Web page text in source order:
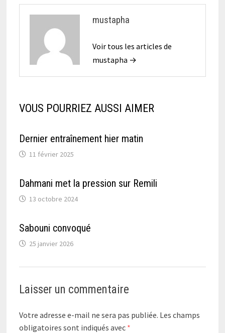
mustapha
Voir tous les articles de
mustapha →
VOUS POURRIEZ AUSSI AIMER
Dernier entraînement hier matin
11 février 2025
Dahmani met la pression sur Remili
13 octobre 2024
Sabouni convoqué
25 janvier 2026
Laisser un commentaire
Votre adresse e-mail ne sera pas publiée. Les champs
obligatoires sont indiqués avec *